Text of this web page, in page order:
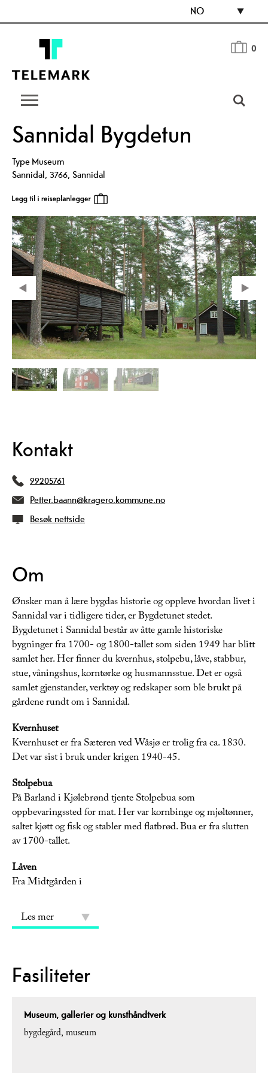
NO
0
Sannidal Bygdetun
TypeMuseum
Sannidal, 3766, Sannidal
Kontakt
99205761
Petter.baann@kragero.kommune.no
Besøk nettside
Om
Ønsker man å lære bygdas historie og oppleve hvordan livet i
Sannidal var i tidligere tider, er Bygdetunet stedet.
Bygdetunet i Sannidal består av åtte gamle historiske
bygninger fra 1700- og 1800-tallet som siden 1949 har blitt
samlet her. Her finner du kvernhus, stolpebu, låve, stabbur,
stue, våningshus, korntørke og husmannsstue. Det er også
samlet gjenstander, verktøy og redskaper som ble brukt på
gårdene rundt om i Sannidal.
Kvernhuset
Kvernhuset er fra Sæteren ved Wåsjø er trolig fra ca. 1830.
Det var sist i bruk under krigen 1940-45.
Stolpebua
På Barland i Kjølebrønd tjente Stolpebua som
oppbevaringssted for mat. Her var kornbinge og mjøltønner,
saltet kjøtt og fisk og stabler med flatbrød. Bua er fra slutten
av 1700-tallet.
Låven
Fra Midtgården i
Les mer
Fasiliteter
Museum, gallerier og kunsthåndtverk
bygdegård museum